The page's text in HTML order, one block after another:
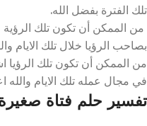
تلك الفترة بفضل الله.
من الممكن أن تكون تلك
بصاحب الرؤيا خلال تلك الايام
من الممكن أن تكون تلك
في مجال عمله تلك الايام والله
تفسير حلم فتاة